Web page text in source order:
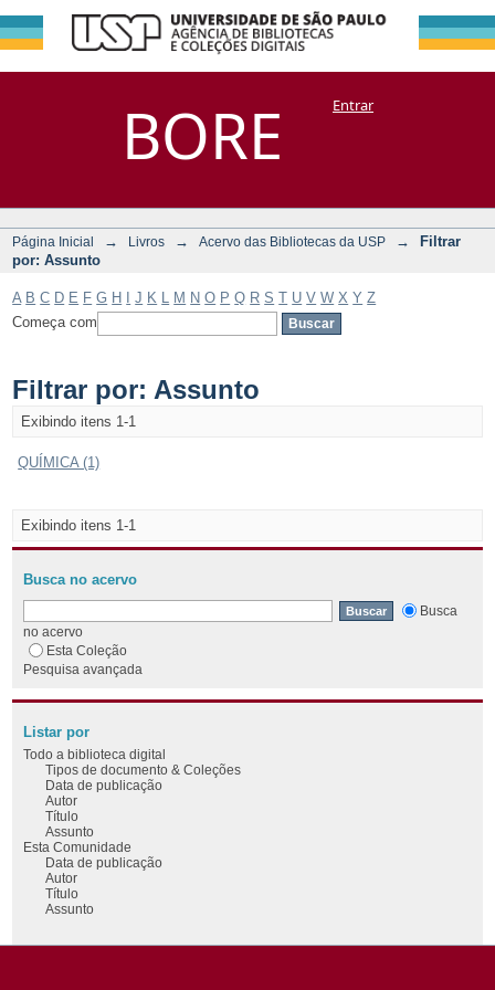
BORE
Filtrar por:
Assunto
DSpace/Manakin + CoriscoEntrar
Página Inicial → Livros → Acervo das Bibliotecas da USP →
Filtrar
por: Assunto
A B C D E F G H J K M N O P Q R S T U V W X Y Z
Começa com
Filtrar por: Assunto
Exibindo itens 1-1
QUÍMICA (1)
Exibindo itens 1-1
Busca no acervo
Busca
no acervo
Esta Coleção
Pesquisa avançada
Listar por
Todo a biblioteca digital
Tipos de documento & Coleções
Data de publicação
Autor
Título
Assunto
Esta Comunidade
Data de publicação
Autor
Título
Assunto